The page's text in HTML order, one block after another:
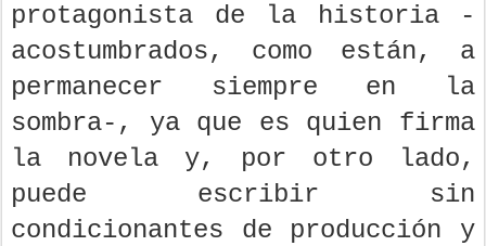
protagonista de la historia -
acostumbrados, como están, a
permanecer siempre en la
sombra-, ya que es quien firma
la novela y, por otro lado,
puede escribir sin
condicionantes de producción y